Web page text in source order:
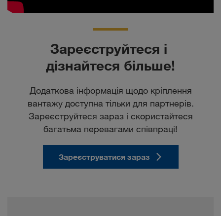
Зареєструйтеся i
дізнайтеся більше!
Додаткова інформація щодо кріплення
вантажу доступна тільки для партнерів.
Зареєструйтеся зараз і скористайтеся
багатьма перевагами співпраці!
Зареєструватися зараз